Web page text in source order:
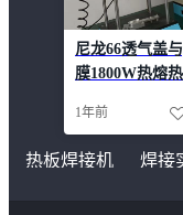
尼龙66透气盖
膜1800W热熔
1年前
热板焊接机 焊接